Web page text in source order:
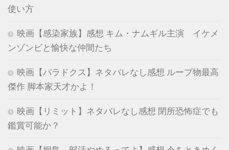
使い方
映画【感染家族】感想 キム・ナムギル主演 イケメ
ンゾンビと愉快な仲間たち
映画【パラドクス】ネタバレなし感想 ループ物最高
傑作 脚本家天才かよ！
映画【リミット】ネタバレなし感想 閉所恐怖症でも
鑑賞可能か？